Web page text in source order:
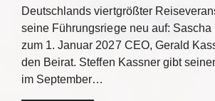
Deutschlands viertgrößter
seine Führungsriege neu auf: Sascha
zum 1. Januar 2027 CEO, Gerald
den Beirat. Steffen Kassner gibt
im September…